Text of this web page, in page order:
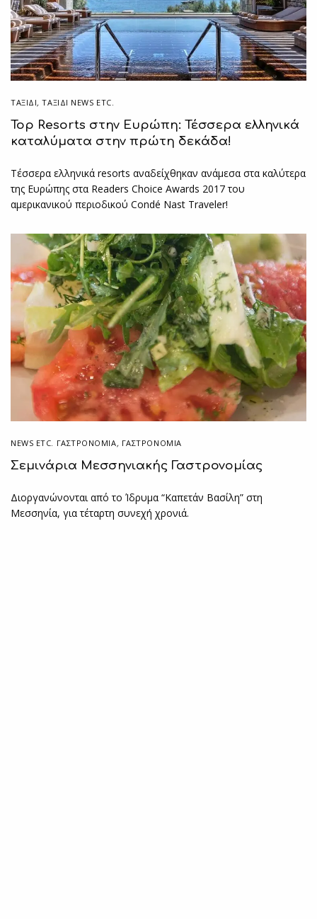
ΤΑΞΙΔΙ,ΤΑΞΊΔΙ NEWS ETC.
Top Resorts στην Ευρώπη: Τέσσερα ελληνικά
καταλύματα στην πρώτη δεκάδα!
Τέσσερα ελληνικά resorts αναδείχθηκαν ανάμεσα στα καλύτερα
της Ευρώπης στα Readers Choice Awards 2017 του
αμερικανικού περιοδικού Condé Nast Traveler!
NEWS ETC. ΓΑΣΤΡΟΝΟΜΊΑ, ΓΑΣΤΡΟΝΟΜΙΑ
Σεμινάρια Μεσσηνιακής Γαστρονομίας
Διοργανώνονται από τo Ίδρυμα “Καπετάν Βασίλη” στη
Μεσσηνία, για τέταρτη συνεχή χρονιά.